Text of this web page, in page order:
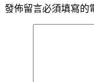
發佈留言必須填寫的